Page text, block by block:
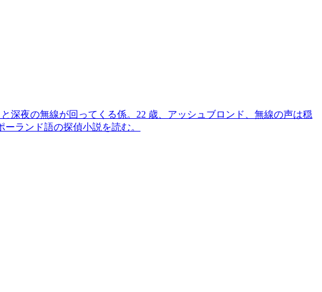
深夜の無線が回ってくる係。22 歳、アッシュブロンド、無線の声は穏
ランド語の探偵小説を読む。